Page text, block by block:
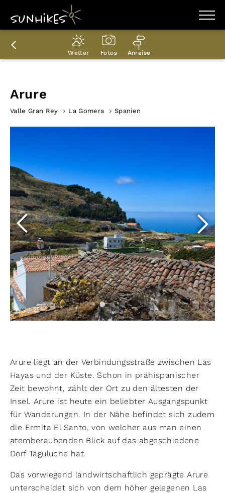
WANDERZIELE
WANDERUNGEN
ENTDECKEN
PLANER
Wetter Fotos Anreise
Arure
Valle Gran Rey La Gomera Spanien
Arure liegt an der Verbindungsstraße zwischen Las
Hayas und der Küste. Schon in prähispanischer
Zeit bewohnt, zählt der Ort zu den ältesten der
Insel. Arure ist heute ein beliebter Ausgangspunkt
für Wanderungen. In der Nähe befindet sich zudem
die Ermita El Santo, von welcher aus man einen
atemberaubenden Blick auf das abgeschiedene
Dorf Taguluche hat.
Das vorwiegend landwirtschaftlich geprägte Arure
unterscheidet sich von dem höher gelegenen Las